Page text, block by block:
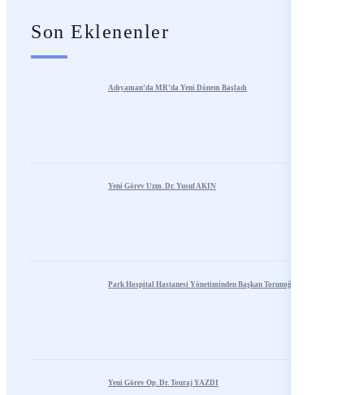
Son Eklenenler
Adıyaman’da MR’da Yeni Dönem Başladı
Yeni Görev Uzm. Dr. Yusuf AKIN
Park Hospital Hastanesi Yönetiminden Başkan Torunoğlu’na Ziyaret
Yeni Görev Op. Dr. Touraj YAZDI